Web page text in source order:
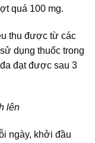
quá 100 mg.
thu được từ các
dụng thuốc trong
đạt được sau 3
lên
ngày, khởi đầu